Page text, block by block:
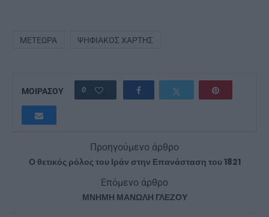
ΜΕΤΈΩΡΑ ΨΗΦΙΑΚΌΣ ΧΆΡΤΗΣ
ΜΟΙΡΑΣΟΥ 0
Προηγούμενο άρθρο
Ο θετικός ρόλος του Ιράν στην Επανάσταση του 1821
Επόμενο άρθρο
ΜΝΗΜΗ ΜΑΝΩΛΗ ΓΛΕΖΟΥ